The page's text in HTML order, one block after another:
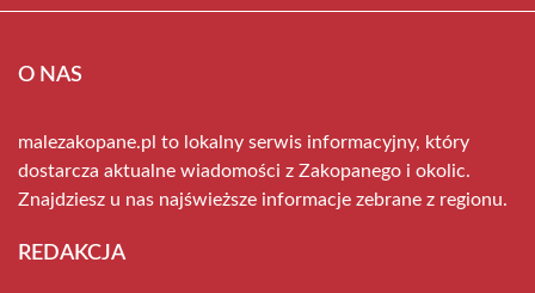
O NAS
malezakopane.pl to lokalny serwis informacyjny, który
dostarcza aktualne wiadomości z Zakopanego i okolic.
Znajdziesz u nas najświeższe informacje zebrane z regionu.
REDAKCJA